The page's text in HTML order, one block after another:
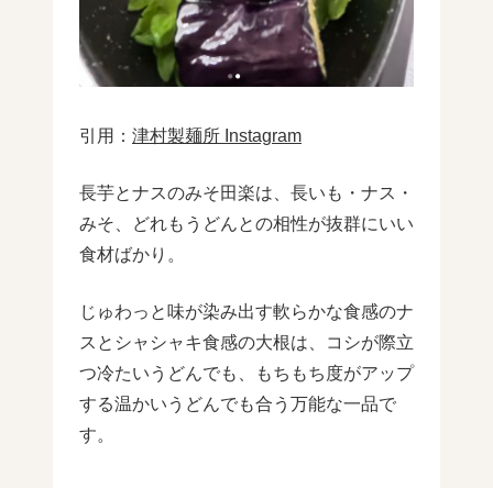
引用： 津村製麺所 Instagram
長芋とナスのみそ田楽は、長いも・ナス・
みそ、どれもうどんとの相性が抜群にいい
食材ばかり。
じゅわっと味が染み出す軟らかな食感のナ
スとシャシャキ食感の大根は、コシが際立
つ冷たいうどんでも、もちもち度がアップ
する温かいうどんでも合う万能な一品で
す。